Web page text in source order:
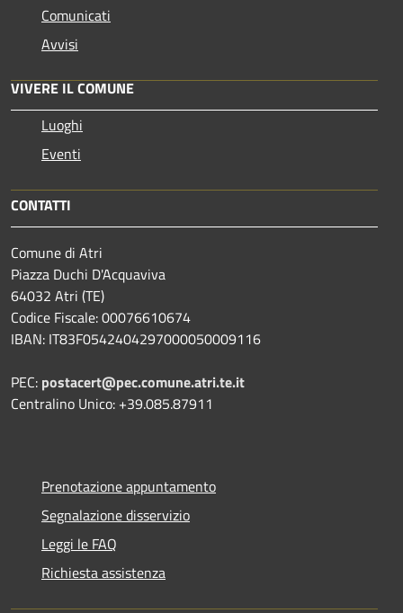
Comunicati
Avvisi
VIVERE IL COMUNE
Luoghi
Eventi
CONTATTI
Comune di Atri
Piazza Duchi D'Acquaviva
64032 Atri (TE)
Codice Fiscale: 00076610674
IBAN: IT83F0542404297000050009116
PEC: postacert@pec.comune.atri.te.it
Centralino Unico: +39.085.87911
Prenotazione appuntamento
Segnalazione disservizio
Leggi le FAQ
Richiesta assistenza